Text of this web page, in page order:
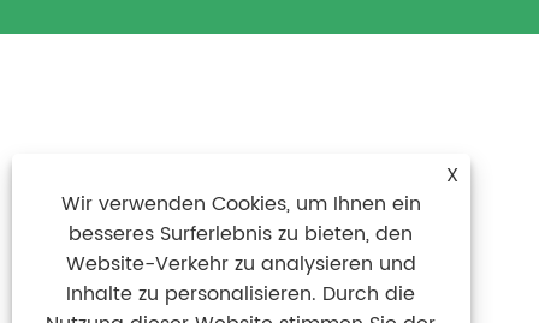
X
Wir verwenden Cookies, um Ihnen ein
besseres Surferlebnis zu bieten, den
Website-Verkehr zu analysieren und
Inhalte zu personalisieren. Durch die